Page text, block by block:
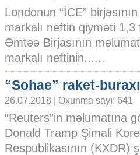
Londonun “İCE”
markalı neftin qiyməti
Əmtəə Birjasının
markalı neftinin......
“Sohae” raket-
26.07.2018 | Oxunma sayı: 641
“Reuters”in məlumatına
Donald Tramp Şimali
Respublikasının (KXDR)